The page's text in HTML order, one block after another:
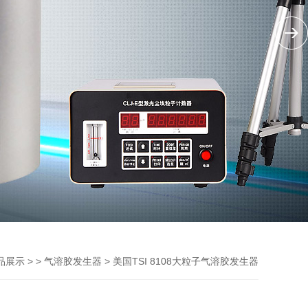
展示 > > 气溶胶发生器 > 美国TSI 8108大粒子气溶胶发生器